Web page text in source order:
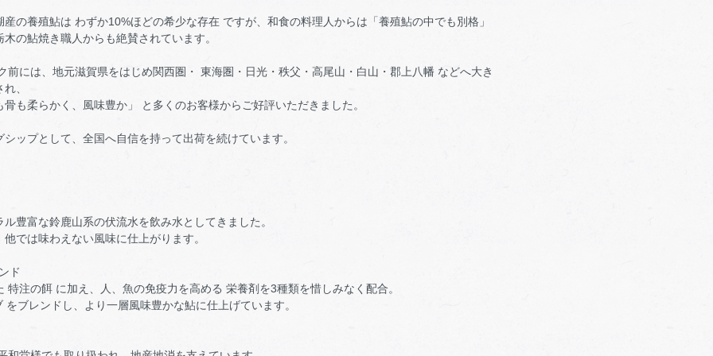
の養殖鮎は わずか10%ほどの希少な存在 ですが、和食の料理人からは「養殖鮎の中でも別格」
の鮎焼き職人からも絶賛されています。
前には、地元滋賀県をはじめ関西圏・ 東海圏・日光・秩父・高尾山・白山・郡上八幡 などへ大き
、
も柔らかく、風味豊か」 と多くのお客様からご好評いただきました。
ップとして、全国へ自信を持って出荷を続けています。
豊富な鈴鹿山系の伏流水を飲み水としてきました。
では味わえない風味に仕上がります。
ド
特注の餌 に加え、人、魚の免疫力を高める 栄養剤を3種類を惜しみなく配合。
ブレンドし、より一層風味豊かな鮎に仕上げています。